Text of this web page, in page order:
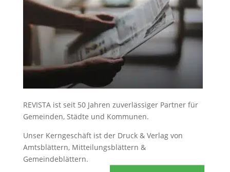
REVISTA ist seit 50 Jahren zuverlässiger Partner für
Gemeinden, Städte und Kommunen.
Unser Kerngeschäft ist der Druck & Verlag von
Amtsblättern, Mitteilungsblättern &
Gemeindeblättern.